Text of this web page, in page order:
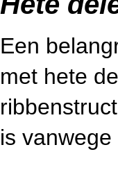
Een
met hete
is